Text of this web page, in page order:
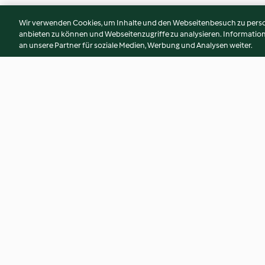
Wir verwenden Cookies, um Inhalte und den Webseitenbesuch zu
anbieten zu können und Webseitenzugriffe zu analysieren.
an unsere Partner für soziale Medien, Werbung und Analysen weiter.